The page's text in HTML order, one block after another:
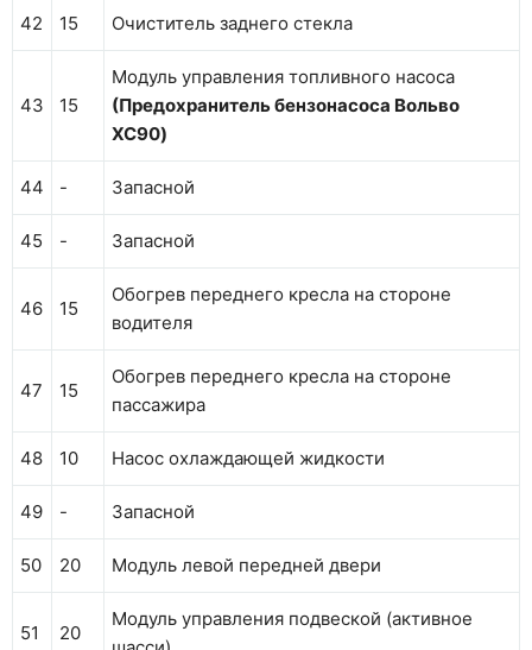
42 15 Очиститель заднего стекла
43 15
Модуль управления топливного насоса
(Предохранитель бензонасоса Вольво
XC90)
44 - Запасной
45 - Запасной
46 15
Обогрев переднего кресла на стороне
водителя
47 15
Обогрев переднего кресла на стороне
пассажира
48 10 Насос охлаждающей жидкости
49 - Запасной
50 20 Модуль левой передней двери
51 20
Модуль управления подвеской (активное